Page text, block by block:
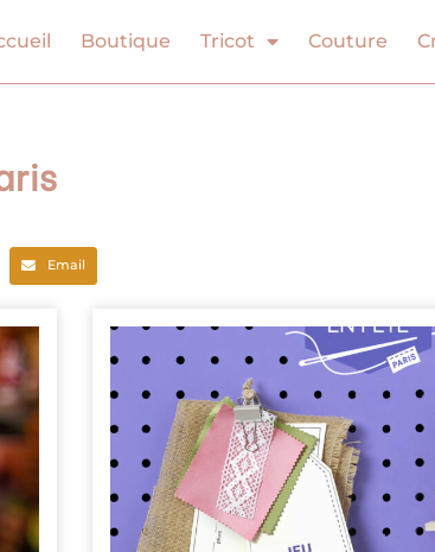
Boutique Tricot Couture
Email